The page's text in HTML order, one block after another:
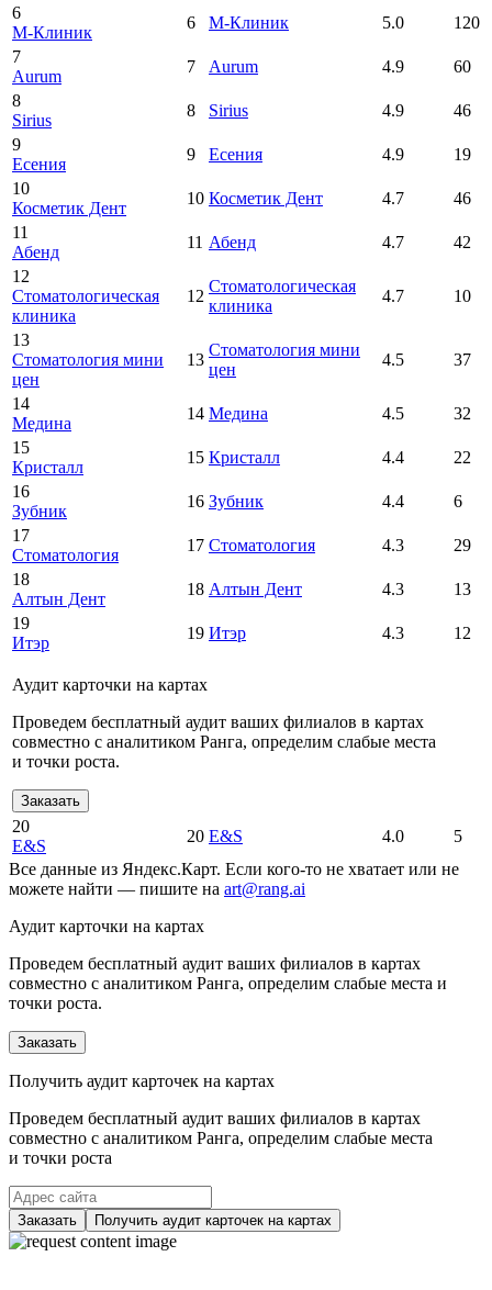
6
М-Клиник
6 М-Клиник 5.0
120
7
Aurum
7 Aurum 4.9
60
8
Sirius
8 Sirius 4.9
46
9
Есения
9 Есения 4.9
19
10
Косметик Дент
10 Косметик Дент 4.7
46
11
Абенд
11 Абенд 4.7
42
12
Стоматологическая
клиника
12
Стоматологическая
клиника
4.7 10
13
Стоматология мини
цен
13
Стоматология мини
цен
4.5 37
14
Медина
14 Медина 4.5
32
15
Кристалл
15 Кристалл 4.4
22
16
Зубник
16 Зубник 4.4
6
17
Стоматология
17 Стоматология 4.3
29
18
Алтын Дент
18 Алтын Дент 4.3
13
19
Итэр
19 Итэр 4.3 12
Аудит карточки на картах
Проведем бесплатный аудит ваших филиалов в картах
совместно с аналитиком Ранга, определим слабые места
и точки роста.
Заказать
20
E&S
20 E&S 4.0
5
Все данные из Яндекс.Карт. Если кого-то не хватает или не
можете найти — пишите на art@rang.ai
Аудит карточки на картах
Проведем бесплатный аудит ваших филиалов в картах
совместно с аналитиком Ранга, определим слабые места и
точки роста.
Заказать
Получить аудит карточек на картах
Проведем бесплатный аудит ваших филиалов в картах
совместно с аналитиком Ранга, определим слабые места
и точки роста
Заказать Получить аудит карточек на картах